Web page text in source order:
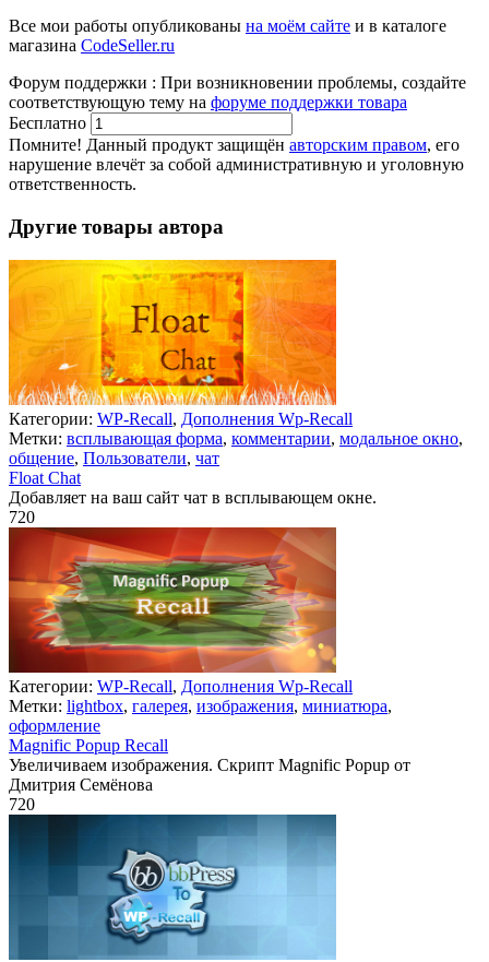
Все мои работы опубликованы на моём сайте и в каталоге
магазина CodeSeller.ru
Форум поддержки : При возникновении проблемы, создайте
соответствующую тему на форуме поддержки товара
Бесплатно
Помните! Данный продукт защищён авторским правом, его
нарушение влечёт за собой административную и уголовную
ответственность.
Другие товары автора
Категории: WP-Recall, Дополнения Wp-Recall
Метки: всплывающая форма, комментарии, модальное окно,
общение, Пользователи, чат
Float Chat
Добавляет на ваш сайт чат в всплывающем окне.
720
Категории: WP-Recall, Дополнения Wp-Recall
Метки: lightbox, галерея, изображения, миниатюра,
оформление
Magnific Popup Recall
Увеличиваем изображения. Скрипт Magnific Popup от
Дмитрия Семёнова
720